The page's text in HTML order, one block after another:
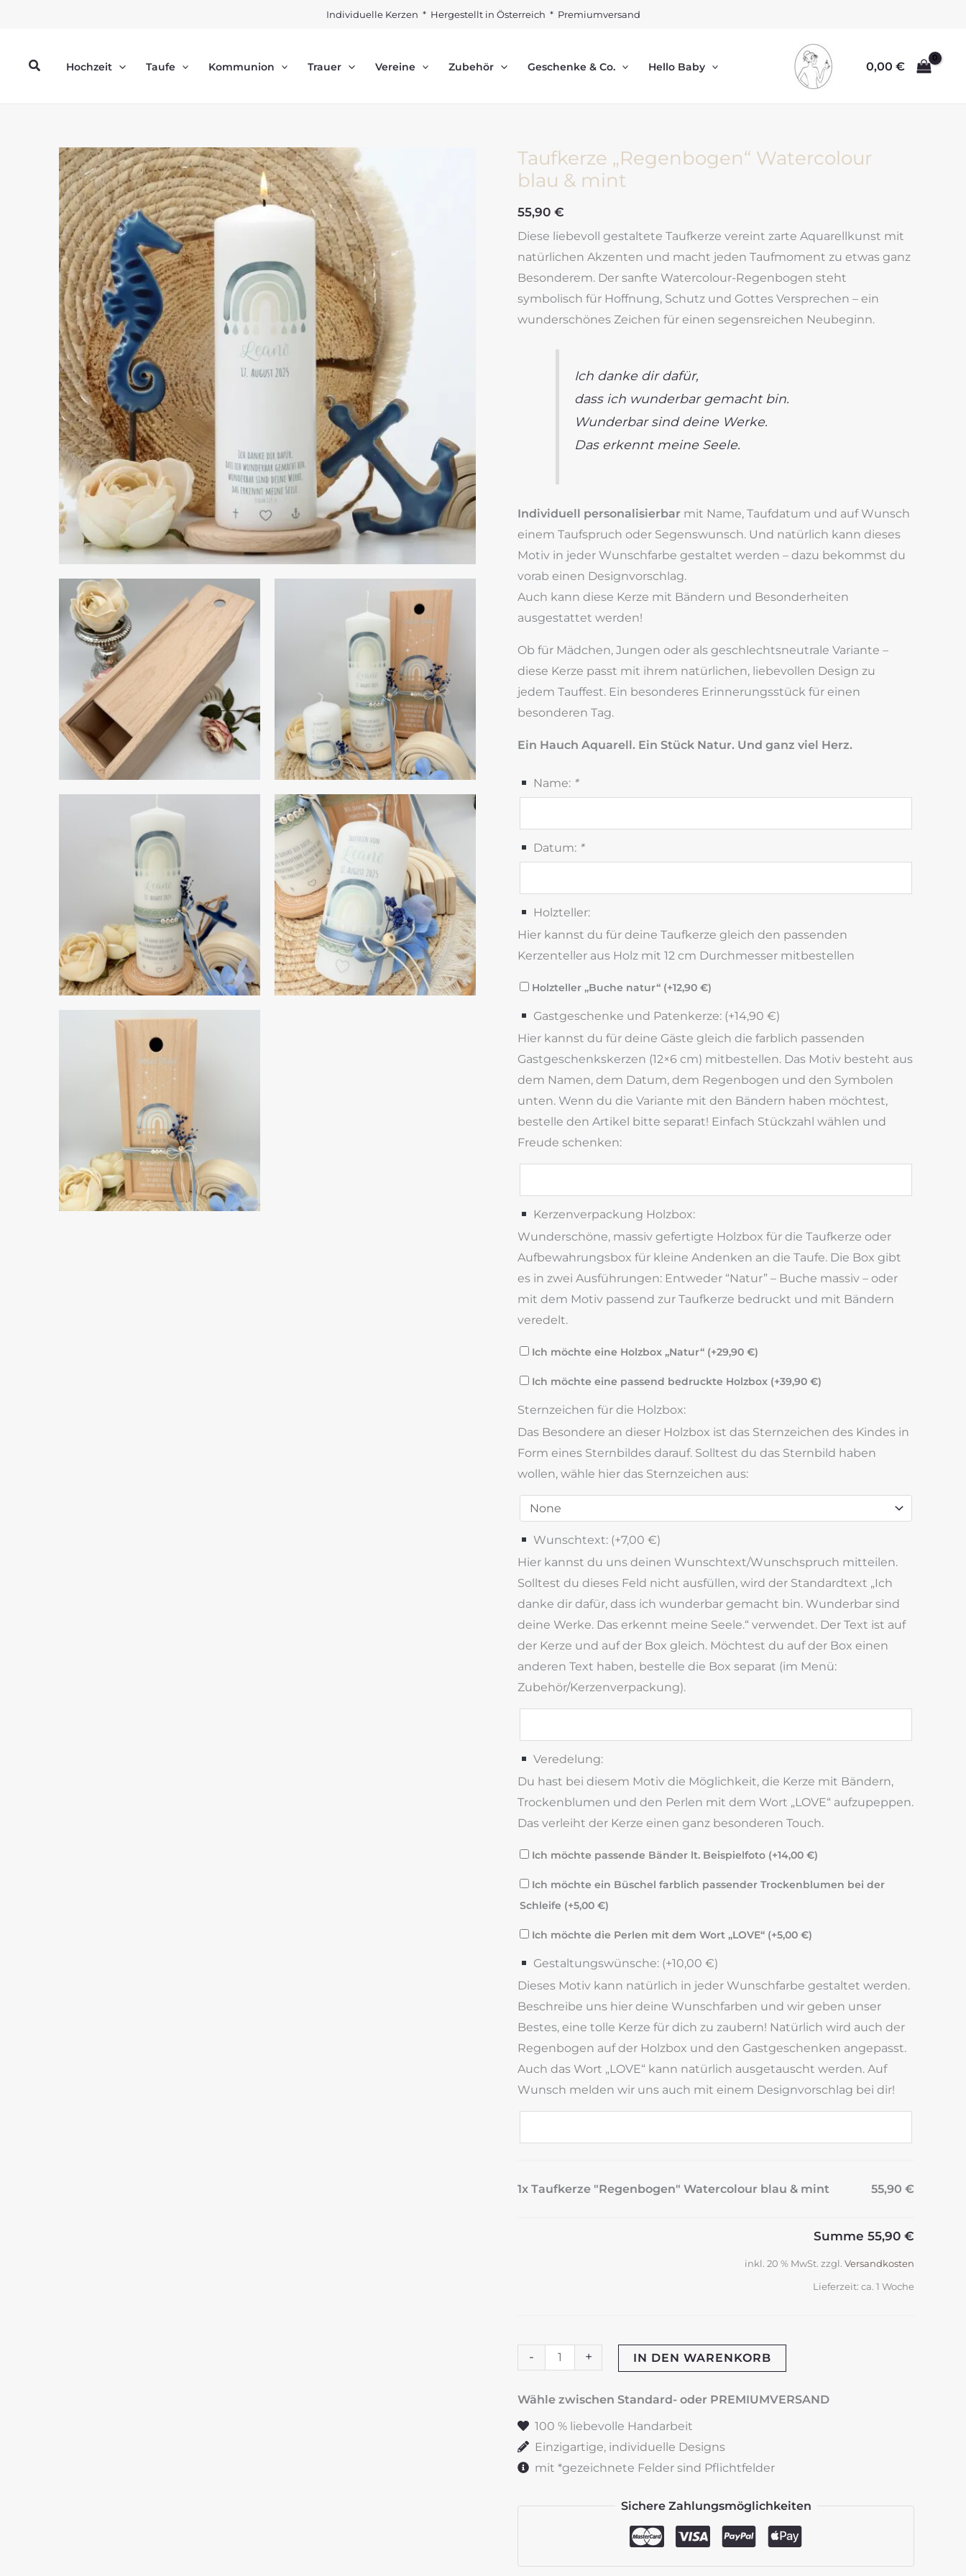
Individuelle Kerzen * Hergestellt in Österreich * Premiumversand
SuchenHochzeit Taufe Kommunion Trauer Vereine Zubehör Geschenke & Co. Hello Baby 0,00 €
Taufkerze „Regenbogen“ Watercolour
blau & mint
55,90 €
Diese liebevoll gestaltete Taufkerze vereint zarte Aquarellkunst mit
natürlichen Akzenten und macht jeden Taufmoment zu etwas ganz
Besonderem. Der sanfte Watercolour-Regenbogen steht
symbolisch für Hoffnung, Schutz und Gottes Versprechen – ein
wunderschönes Zeichen für einen segensreichen Neubeginn.
Ich danke dir dafür,
dass ich wunderbar gemacht bin.
Wunderbar sind deine Werke.
Das erkennt meine Seele.
Individuell personalisierbar mit Name, Taufdatum und auf Wunsch
einem Taufspruch oder Segenswunsch. Und natürlich kann dieses
Motiv in jeder Wunschfarbe gestaltet werden – dazu bekommst du
vorab einen Designvorschlag.
Auch kann diese Kerze mit Bändern und Besonderheiten
ausgestattet werden!
Ob für Mädchen, Jungen oder als geschlechtsneutrale Variante –
diese Kerze passt mit ihrem natürlichen, liebevollen Design zu
jedem Tauffest. Ein besonderes Erinnerungsstück für einen
besonderen Tag.
Ein Hauch Aquarell. Ein Stück Natur. Und ganz viel Herz.
Name: *
Datum: *
Holzteller:
Hier kannst du für deine Taufkerze gleich den passenden
Kerzenteller aus Holz mit 12 cm Durchmesser mitbestellen
Holzteller „Buche natur“ (+12,90 €)
Gastgeschenke und Patenkerze: (+14,90€)
Hier kannst du für deine Gäste gleich die farblich passenden
Gastgeschenkskerzen (12×6 cm) mitbestellen. Das Motiv besteht aus
dem Namen, dem Datum, dem Regenbogen und den Symbolen
unten. Wenn du die Variante mit den Bändern haben möchtest,
bestelle den Artikel bitte separat! Einfach Stückzahl wählen und
Freude schenken:
Kerzenverpackung Holzbox:
Wunderschöne, massiv gefertigte Holzbox für die Taufkerze oder
Aufbewahrungsbox für kleine Andenken an die Taufe. Die Box gibt
es in zwei Ausführungen: Entweder “Natur” – Buche massiv – oder
mit dem Motiv passend zur Taufkerze bedruckt und mit Bändern
veredelt.
Ich möchte eine Holzbox „Natur“ (+29,90 €)
Ich möchte eine passend bedruckte Holzbox (+39,90 €)
Sternzeichen für die Holzbox:
Das Besondere an dieser Holzbox ist das Sternzeichen des Kindes in
Form eines Sternbildes darauf. Solltest du das Sternbild haben
wollen, wähle hier das Sternzeichen aus:
Wunschtext: (+7,00€)
Hier kannst du uns deinen Wunschtext/Wunschspruch mitteilen.
Solltest du dieses Feld nicht ausfüllen, wird der Standardtext „Ich
danke dir dafür, dass ich wunderbar gemacht bin. Wunderbar sind
deine Werke. Das erkennt meine Seele.“ verwendet. Der Text ist auf
der Kerze und auf der Box gleich. Möchtest du auf der Box einen
anderen Text haben, bestelle die Box separat (im Menü:
Zubehör/Kerzenverpackung).
Veredelung:
Du hast bei diesem Motiv die Möglichkeit, die Kerze mit Bändern,
Trockenblumen und den Perlen mit dem Wort „LOVE“ aufzupeppen.
Das verleiht der Kerze einen ganz besonderen Touch.
Ich möchte passende Bänder lt. Beispielfoto (+14,00 €)
Ich möchte ein Büschel farblich passender Trockenblumen bei der
Schleife (+5,00 €)
Ich möchte die Perlen mit dem Wort „LOVE“ (+5,00 €)
Gestaltungswünsche: (+10,00€)
Dieses Motiv kann natürlich in jeder Wunschfarbe gestaltet werden.
Beschreibe uns hier deine Wunschfarben und wir geben unser
Bestes, eine tolle Kerze für dich zu zaubern! Natürlich wird auch der
Regenbogen auf der Holzbox und den Gastgeschenken angepasst.
Auch das Wort „LOVE“ kann natürlich ausgetauscht werden. Auf
Wunsch melden wir uns auch mit einem Designvorschlag bei dir!
1x Taufkerze "Regenbogen" Watercolour blau & mint 55,90 €
Summe 55,90 €
inkl. 20 % MwSt. zzgl. Versandkosten
Lieferzeit: ca. 1 Woche
-
Taufkerze
"Regenbogen"
Watercolour
mint
+ IN DEN WARENKORB
Wähle zwischen Standard- oder PREMIUMVERSAND
100 % liebevolle Handarbeit
Einzigartige, individuelle Designs
mit *gezeichnete Felder sind Pflichtfelder
Sichere Zahlungsmöglichkeiten